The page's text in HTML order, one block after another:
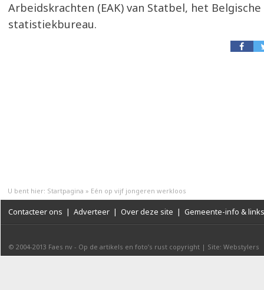
Arbeidskrachten (EAK) van Statbel, het Belgische
statistiekbureau.
U bent hier: Startpagina » Eén op vijf jongeren werkloos
Contacteer ons | Adverteer | Over deze site | Gemeente-info & links
© 2004-2013 Faes nv - Op de artikels en foto’s rust copyright | Site: Webstylers